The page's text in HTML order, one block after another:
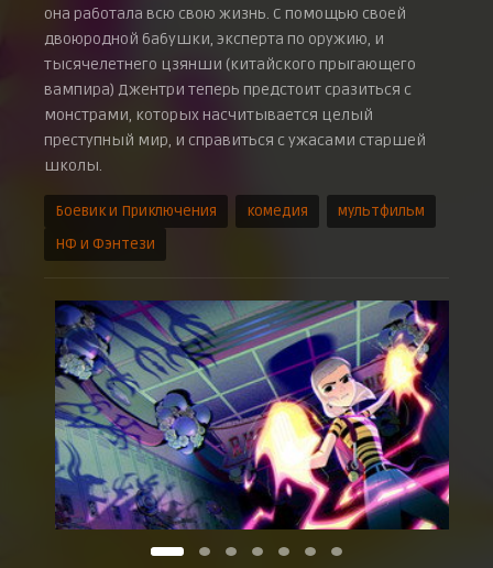
она работала всю свою жизнь. С помощью своей
двоюродной бабушки, эксперта по оружию, и
тысячелетнего цзянши (китайского прыгающего
вампира) Джентри теперь предстоит сразиться с
монстрами, которых насчитывается целый
преступный мир, и справиться с ужасами старшей
школы.
Боевик и Приключения комедия
мультфильм
НФ и Фэнтези